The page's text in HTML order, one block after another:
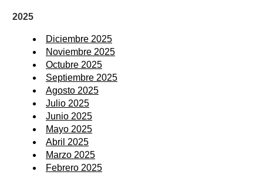
2025
Diciembre 2025
Noviembre 2025
Octubre 2025
Septiembre 2025
Agosto 2025
Julio 2025
Junio 2025
Mayo 2025
Abril 2025
Marzo 2025
Febrero 2025